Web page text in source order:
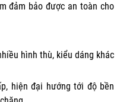
đảm bảo được an toàn cho
hình thù, kiểu dáng khác
hiện đại hướng tới độ bền